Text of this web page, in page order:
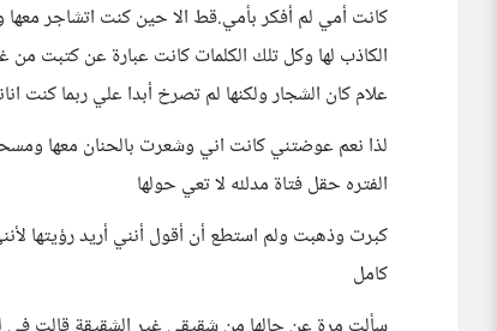
كانت أمي لم أفكر بأمي.قط الا حين كنت اتشاجر
الكاذب لها وكل تلك الكلمات كانت عبارة عن كتبت من
علام كان الشجار ولكنها لم تصرخ أبدا علي ربما كنت
لذا نعم عوضتني كانت اني وشعرت بالحنان معها
الفتره حقل فتاة مدلله لا تعي حولها
كبرت وذهبت ولم استطع أن أقول أنني أريد رؤيتها
كامل